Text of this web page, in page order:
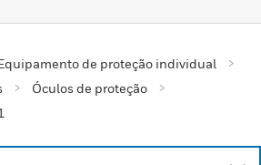
de proteção individual
Óculos de proteção